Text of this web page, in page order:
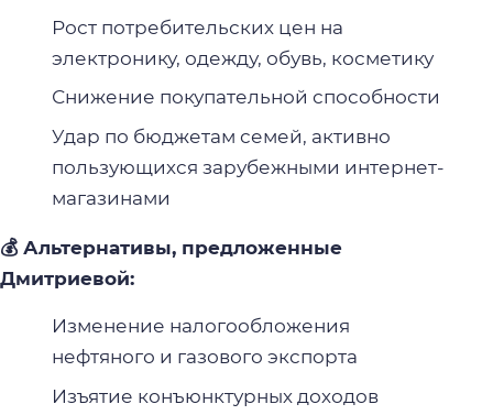
Рост потребительских цен на
электронику, одежду, обувь, косметику
Снижение покупательной способности
Удар по бюджетам семей, активно
пользующихся зарубежными интернет-
магазинами
💰 Альтернативы, предложенные
Дмитриевой:
Изменение налогообложения
нефтяного и газового экспорта
Изъятие конъюнктурных доходов